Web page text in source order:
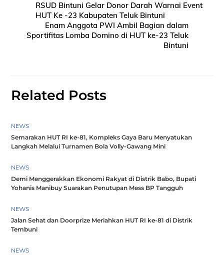
RSUD Bintuni Gelar Donor Darah Warnai Event
HUT Ke -23 Kabupaten Teluk Bintuni
Enam Anggota PWI Ambil Bagian dalam
Sportifitas Lomba Domino di HUT ke-23 Teluk
Bintuni
Related Posts
NEWS
Semarakan HUT RI ke-81, Kompleks Gaya Baru Menyatukan
Langkah Melalui Turnamen Bola Volly-Gawang Mini
NEWS
Demi Menggerakkan Ekonomi Rakyat di Distrik Babo, Bupati
Yohanis Manibuy Suarakan Penutupan Mess BP Tangguh
NEWS
Jalan Sehat dan Doorprize Meriahkan HUT RI ke-81 di Distrik
Tembuni
NEWS